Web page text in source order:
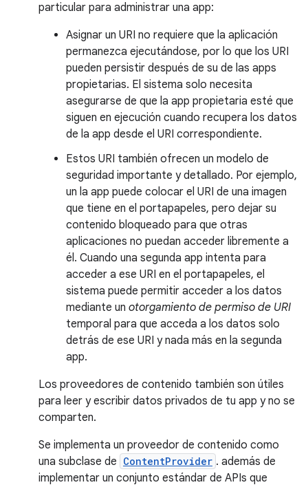
particular para administrar una app:
Asignar un URI no requiere que la aplicación
permanezca ejecutándose, por lo que los URI
pueden persistir después de su de las apps
propietarias. El sistema solo necesita
asegurarse de que la app propietaria esté que
siguen en ejecución cuando recupera los datos
de la app desde el URI correspondiente.
Estos URI también ofrecen un modelo de
seguridad importante y detallado. Por ejemplo,
un la app puede colocar el URI de una imagen
que tiene en el portapapeles, pero dejar su
contenido bloqueado para que otras
aplicaciones no puedan acceder libremente a
él. Cuando una segunda app intenta para
acceder a ese URI en el portapapeles, el
sistema puede permitir acceder a los datos
mediante un otorgamiento de permiso de URI
temporal para que acceda a los datos solo
detrás de ese URI y nada más en la segunda
app.
Los proveedores de contenido también son útiles
para leer y escribir datos privados de tu app y no se
comparten.
Se implementa un proveedor de contenido como
una subclase de ContentProvider . además de
implementar un conjunto estándar de APIs que